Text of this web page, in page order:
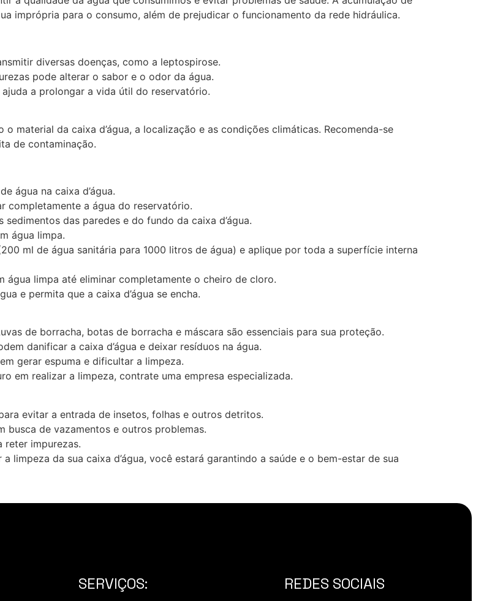
imprópria para o consumo, além de prejudicar o funcionamento da rede hidráulica.
diversas doenças, como a leptospirose.
pode alterar o sabor e o odor da água.
a prolongar a vida útil do reservatório.
material da caixa d’água, a localização e as condições climáticas. Recomenda-se
de contaminação.
água na caixa d’água.
completamente a água do reservatório.
das paredes e do fundo da caixa d’água.
água limpa.
ml de água sanitária para 1000 litros de água) e aplique por toda a superfície interna
água limpa até eliminar completamente o cheiro de cloro.
e permita que a caixa d’água se encha.
de borracha, botas de borracha e máscara são essenciais para sua proteção.
danificar a caixa d’água e deixar resíduos na água.
gerar espuma e dificultar a limpeza.
em realizar a limpeza, contrate uma empresa especializada.
evitar a entrada de insetos, folhas e outros detritos.
busca de vazamentos e outros problemas.
reter impurezas.
limpeza da sua caixa d’água, você estará garantindo a saúde e o bem-estar de sua
SERVIÇOS: REDES SOCIAIS